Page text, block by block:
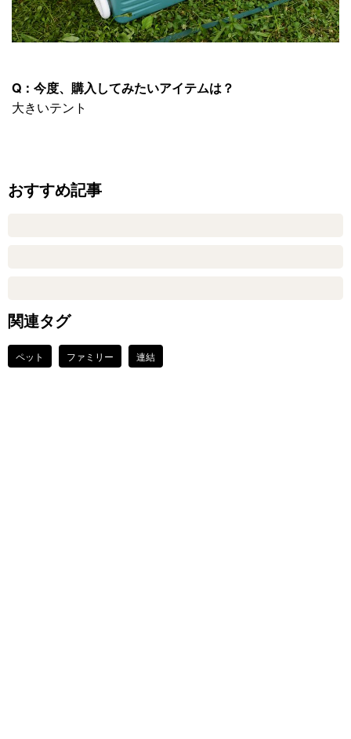
Q：今度、購入してみたいアイテムは？
大きいテント
おすすめ記事
関連タグ
ペット ファミリー 連結